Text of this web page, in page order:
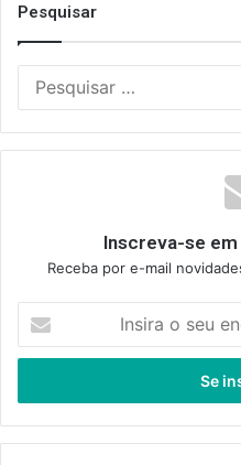
Pesquisar
Inscreva-se
Receba por e-mail
seu
de
email